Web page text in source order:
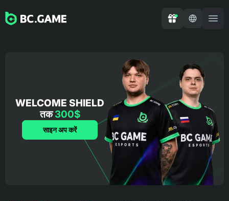
WELCOME SHIELD
तक300$
साइन अप करें